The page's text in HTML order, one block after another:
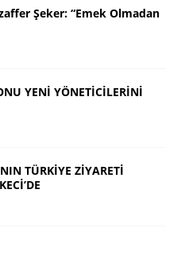
Şeker: “Emek Olmadan
YENİ YÖNETİCİLERİNİ
TÜRKİYE ZİYARETİ